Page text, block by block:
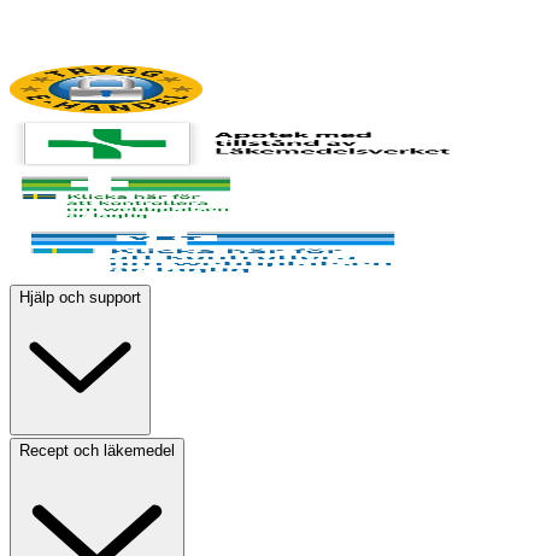
Hjälp och support
Recept och läkemedel